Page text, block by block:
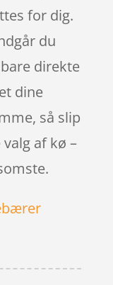
for dig.
du
direkte
dine
så slip
af kø –